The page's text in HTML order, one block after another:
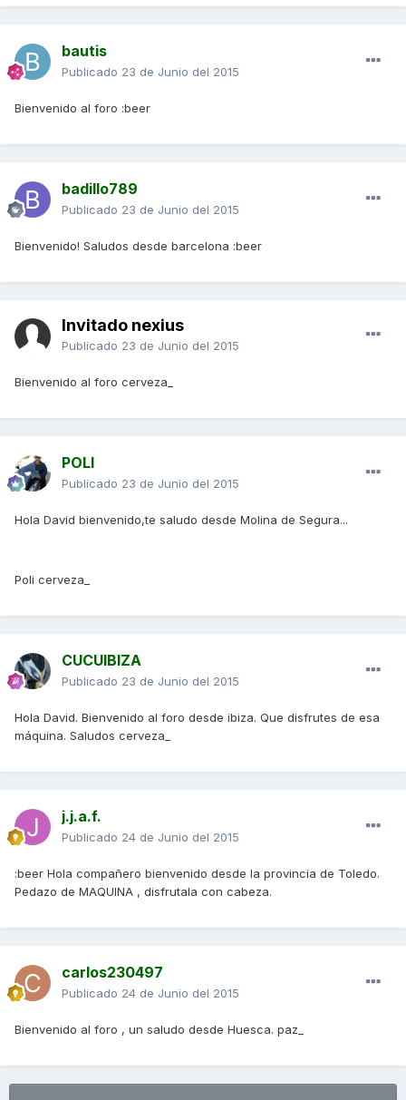
bautis
Publicado 23 de Junio del 2015
Bienvenido al foro :beer
badillo789
Publicado 23 de Junio del 2015
Bienvenido! Saludos desde barcelona :beer
Invitado nexius
Publicado 23 de Junio del 2015
Bienvenido al foro cerveza_
POLI
Publicado 23 de Junio del 2015
Hola David bienvenido,te saludo desde Molina de Segura...
Poli cerveza_
CUCUIBIZA
Publicado 23 de Junio del 2015
Hola David. Bienvenido al foro desde ibiza. Que disfrutes de esa
máquina. Saludos cerveza_
j.j.a.f.
Publicado 24 de Junio del 2015
:beer Hola compañero bienvenido desde la provincia de Toledo.
Pedazo de MAQUINA , disfrutala con cabeza.
carlos230497
Publicado 24 de Junio del 2015
Bienvenido al foro , un saludo desde Huesca. paz_